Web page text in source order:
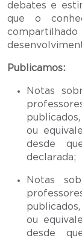
debates e
que o
Publicamos:
Notas
ou
desde
declarada;
Notas
ou
desde